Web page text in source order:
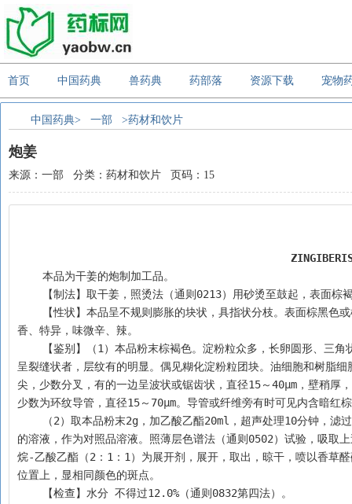
首页 中国药典 兽药典 药部落 资源下载 宠物
中国药典> 一部 >药材和饮片
炮姜
来源：一部 分类：药材和饮片 页码：15
ZINGIBERIS
    本品为干姜的炮制加工品。
【制法】取干姜，照烫法（通则0213）用砂烫至鼓起，表面棕
香、特异，味微辛、辣。
呈裂缝状者，层纹有的明显。偶见糊化淀粉粒团块。油细胞和树脂
尖，少数分叉，有的一边呈波状或锯齿状，直径15～40μm，壁稍厚
少数为环纹导管，直径15～70μm。导管或纤维旁有时可见内含暗红
的溶液，作为对照品溶液。照薄层色谱法（通则0502）试验，吸
烷-乙酸乙酯（2：1：1）为展开剂，展开，取出，晾干，喷以香草
位置上，显相同颜色的斑点。
    【检查】水分 不得过12.0%（通则0832第四法）。